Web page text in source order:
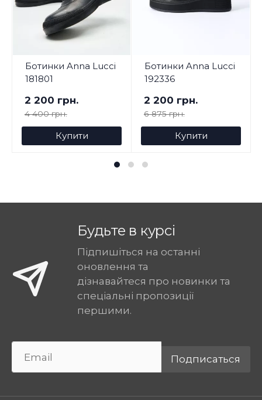
Ботинки Anna Lucci
181801
2 200 грн.
4 400 грн.
Купити
Ботинки Anna Lucci
192336
2 200 грн.
6 875 грн.
Купити
Будьте в курсі
Підпишіться на останні
оновлення та
дізнавайтеся про новинки та
спеціальні пропозиції
першими.
Подписаться